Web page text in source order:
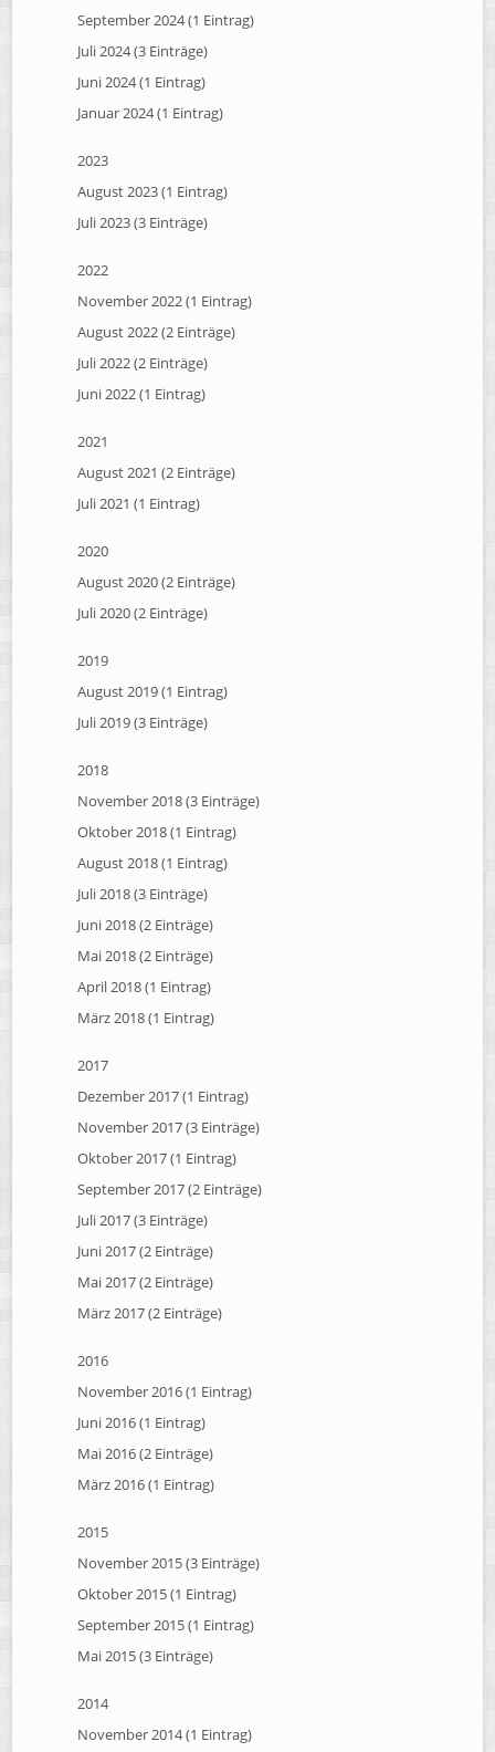
September 2024 (1 Eintrag)
Juli 2024 (3 Einträge)
Juni 2024 (1 Eintrag)
Januar 2024 (1 Eintrag)
2023
August 2023 (1 Eintrag)
Juli 2023 (3 Einträge)
2022
November 2022 (1 Eintrag)
August 2022 (2 Einträge)
Juli 2022 (2 Einträge)
Juni 2022 (1 Eintrag)
2021
August 2021 (2 Einträge)
Juli 2021 (1 Eintrag)
2020
August 2020 (2 Einträge)
Juli 2020 (2 Einträge)
2019
August 2019 (1 Eintrag)
Juli 2019 (3 Einträge)
2018
November 2018 (3 Einträge)
Oktober 2018 (1 Eintrag)
August 2018 (1 Eintrag)
Juli 2018 (3 Einträge)
Juni 2018 (2 Einträge)
Mai 2018 (2 Einträge)
April 2018 (1 Eintrag)
März 2018 (1 Eintrag)
2017
Dezember 2017 (1 Eintrag)
November 2017 (3 Einträge)
Oktober 2017 (1 Eintrag)
September 2017 (2 Einträge)
Juli 2017 (3 Einträge)
Juni 2017 (2 Einträge)
Mai 2017 (2 Einträge)
März 2017 (2 Einträge)
2016
November 2016 (1 Eintrag)
Juni 2016 (1 Eintrag)
Mai 2016 (2 Einträge)
März 2016 (1 Eintrag)
2015
November 2015 (3 Einträge)
Oktober 2015 (1 Eintrag)
September 2015 (1 Eintrag)
Mai 2015 (3 Einträge)
2014
November 2014 (1 Eintrag)